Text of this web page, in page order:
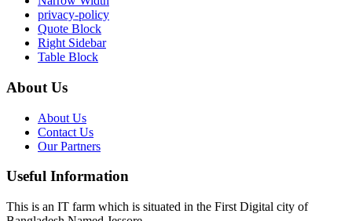
privacy-policy
Quote Block
Right Sidebar
Table Block
About Us
About Us
Contact Us
Our Partners
Useful Information
This is an IT farm which is situated in the First Digital city of